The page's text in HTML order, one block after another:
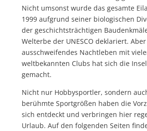
Nicht umsonst wurde das gesamte
1999 aufgrund seiner biologischen
der geschichtsträchtigen
Welterbe der UNESCO deklariert.
ausschweifendes Nachtleben mit
weltbekannten Clubs hat sich die
gemacht.
Nicht nur Hobbysportler, sondern
berühmte Sportgrößen haben die
sich entdeckt und verbringen hier
Urlaub. Auf den folgenden Seiten